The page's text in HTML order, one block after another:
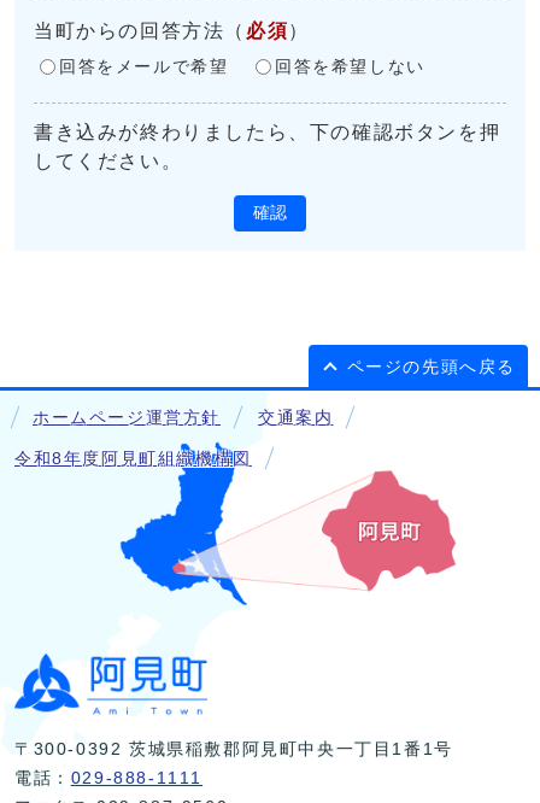
当町からの回答方法 （ 必須 ）
回答をメールで希望 回答を希望しない
書き込みが終わりましたら、下の確認ボタンを押
してください。
確認
ページの先頭へ戻る
ホームページ運営方針 交通案内
令和8年度阿見町組織機構図
〒300-0392 茨城県稲敷郡阿見町中央一丁目1番1号
電話： 029-888-1111